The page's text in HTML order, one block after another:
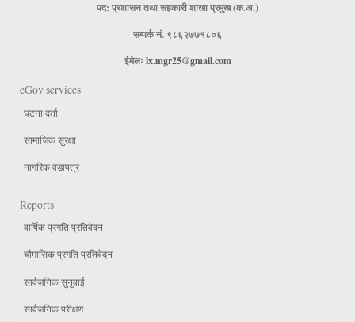
पद: प्रशासन तथा सहकारी शाखा प्रमुख (क.अ.)
सम्पर्क नं. ९८६२७७१८०६
ईमेलः lx.mgr25@gmail.com
eGov services
घटना दर्ता
सामाजिक सुरक्षा
नागरिक वडापत्र
Reports
वार्षिक प्रगति प्रतिवेदन
चौमासिक प्रगति प्रतिवेदन
सार्वजनिक सुनुवाई
सार्वजनिक परीक्षण